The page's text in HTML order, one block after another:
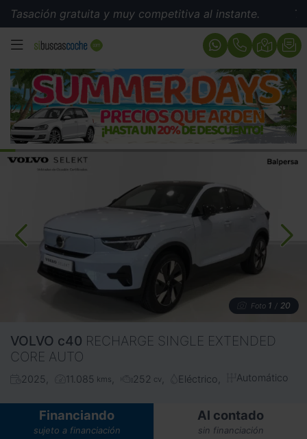
gratuita y muy competitiva al instante.
MENÚ
Foto 1 / 20
VOLVO c40 RECHARGE SINGLE EXTENDED
CORE AUTO
2025 11.085 kms 252 cv Eléctrico Automático
Financiando
sujeto a financiación
Al contado
sin financiación